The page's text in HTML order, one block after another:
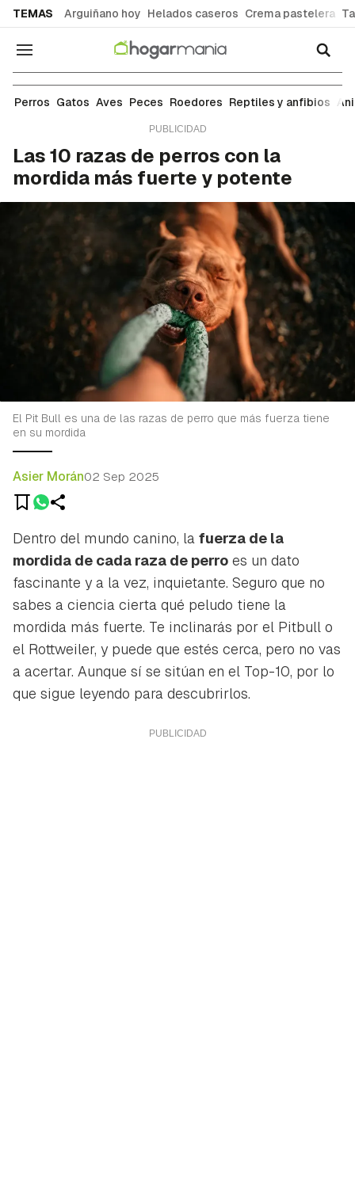
TEMAS Arguiñano hoy Helados caseros Crema pastelera
Navegación
Razas
Perros Gatos Aves Peces Roedores Reptiles y anfibios
Las 10 razas de perros con la
mordida más fuerte y potente
El Pit Bull es una de las razas de perro que más fuerza tiene
en su mordida
Asier Morán02 Sep 2025
Dentro del mundo canino, la fuerza de la
mordida de cada raza de perro es un dato
fascinante y a la vez, inquietante. Seguro que no
sabes a ciencia cierta qué peludo tiene la
mordida más fuerte. Te inclinarás por el Pitbull o
el Rottweiler, y puede que estés cerca, pero no vas
a acertar. Aunque sí se sitúan en el Top-10, por lo
que sigue leyendo para descubrirlos.